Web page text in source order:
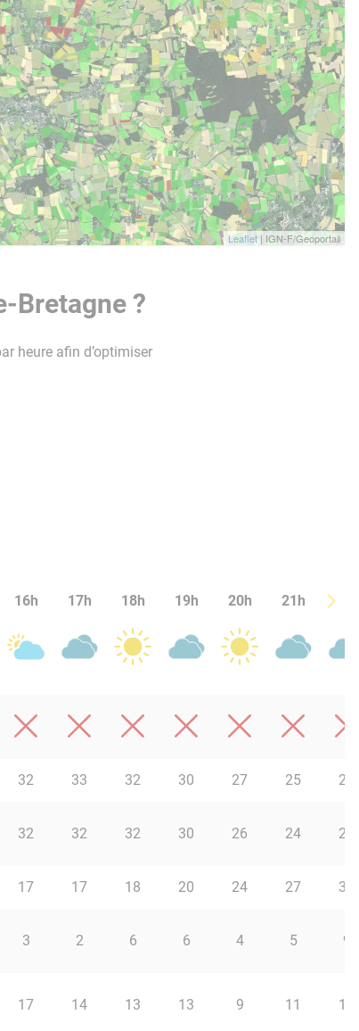
Leaflet | IGN-F/Geoportail
Bretagne ?
heure afin d’optimiser
16h 17h 18h 19h 20h 21h 22h
32 33 32 30 27 25 23
32 32 32 30 26 24 23
17 17 18 20 24 27 31
3 2 6 6 4 5 9
17 14 13 13 9 11 12